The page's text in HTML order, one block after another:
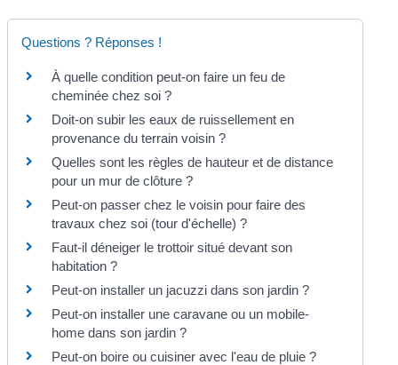
Questions ? Réponses !
À quelle condition peut-on faire un feu de
cheminée chez soi ?
Doit-on subir les eaux de ruissellement en
provenance du terrain voisin ?
Quelles sont les règles de hauteur et de distance
pour un mur de clôture ?
Peut-on passer chez le voisin pour faire des
travaux chez soi (tour d'échelle) ?
Faut-il déneiger le trottoir situé devant son
habitation ?
Peut-on installer un jacuzzi dans son jardin ?
Peut-on installer une caravane ou un mobile-
home dans son jardin ?
Peut-on boire ou cuisiner avec l'eau de pluie ?